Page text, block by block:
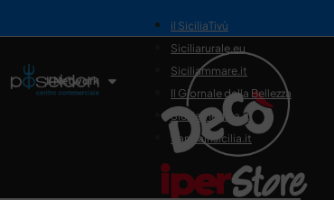
Il Network
il SiciliaTivù
Siciliarurale.eu
Siciliammare.it
Il Giornale della Bellezza
Siciliamedica.it
Sanitainsicilia.it